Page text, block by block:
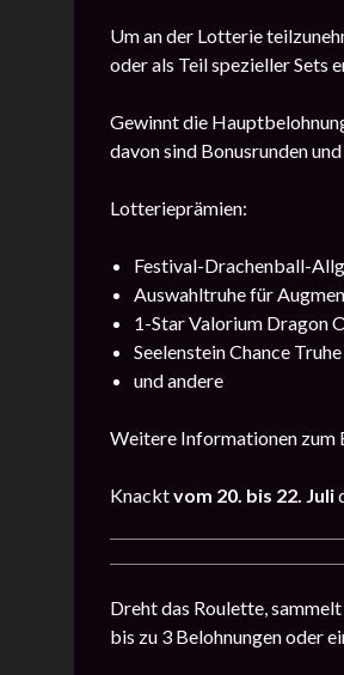
Um an der Lotterie
oder als Teil spezieller Sets
Gewinnt die
davon sind Bonusrunden
Lotterieprämien:
Festival-Drachenball-
Auswahltruhe für
1-Star Valorium Dragon
Seelenstein Chance Truhe
und andere
Weitere Informationen zum
Knacktvom 20. bis 22. Juli
Dreht das Roulette,
bis zu 3 Belohnungen oder